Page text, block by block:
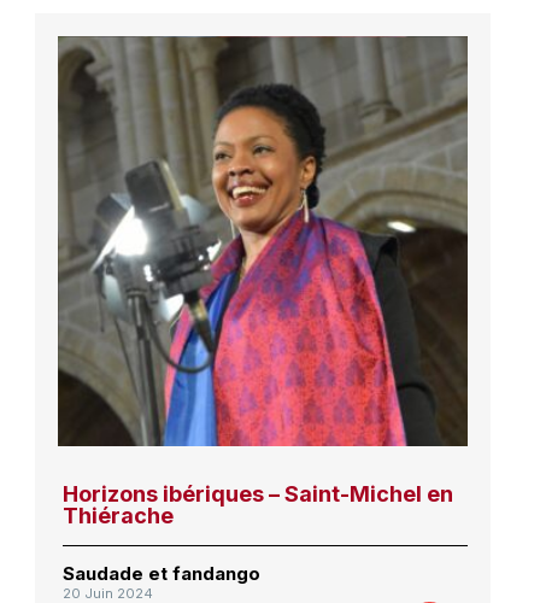
Horizons ibériques – Saint-Michel en
Thiérache
Saudade et fandango
20 Juin 2024